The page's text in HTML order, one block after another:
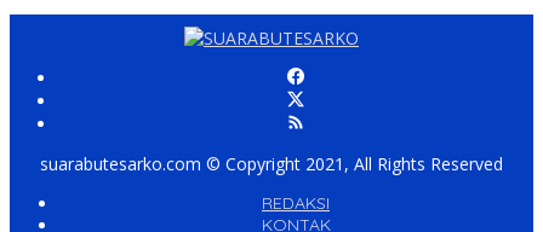
suarabutesarko.com © Copyright 2021, All Rights Reserved
REDAKSI
KONTAK